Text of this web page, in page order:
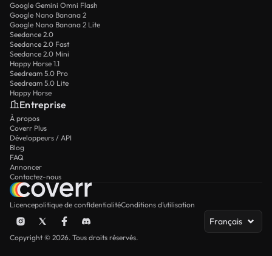
Google Gemini Omni Flash
Google Nano Banana 2
Google Nano Banana 2 Lite
Seedance 2.0
Seedance 2.0 Fast
Seedance 2.0 Mini
Happy Horse 1.1
Seedream 5.0 Pro
Seedream 5.0 Lite
Happy Horse
Entreprise
À propos
Coverr Plus
Développeurs / API
Blog
FAQ
Annoncer
Contactez-nous
Licencepolitique de confidentialitéConditions d’utilisation
Français
Copyright © 2026. Tous droits réservés.